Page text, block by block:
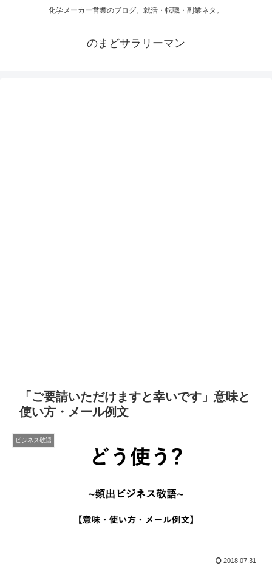
化学メーカー営業のブログ。就活・転職・副業ネタ。
のまどサラリーマン
「ご要請いただけますと幸いです」意味と
使い方・メール例文
ビジネス敬語
2018.07.31